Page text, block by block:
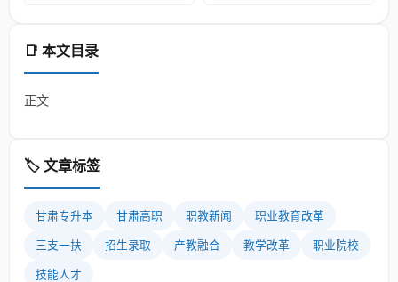
📑 本文目录
正文
🏷️ 文章标签
甘肃专升本 甘肃高职 职教新闻 职业教育改革
三支一扶 招生录取 产教融合 教学改革 职业院校
技能人才